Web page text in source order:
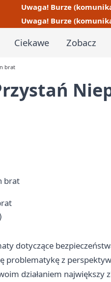
Uwaga! Burze
Uwaga! Burze
Ciekawe Zobacz
brat
dotyczące
problematykę z
działaniem największy